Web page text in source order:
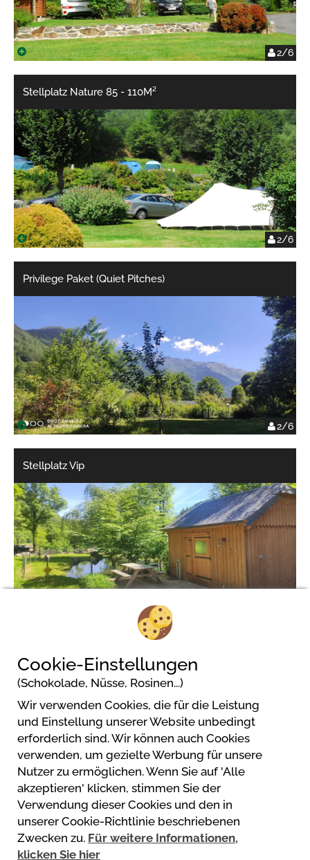
2/6
2/6
Stellplatz Nature 85 - 110M²
2/6
Privilege Paket (Quiet Pitches)
Stellplatz Vip
Flower Camping Pyrénées Natura
7 route de labat
65400 Estaing
Cookie-Einstellungen
(Schokolade, Nüsse, Rosinen...)
Wir verwenden Cookies, die für die Leistung
und Einstellung unserer Website unbedingt
erforderlich sind. Wir können auch Cookies
verwenden, um gezielte Werbung für unsere
Nutzer zu ermöglichen. Wenn Sie auf 'Alle
akzeptieren' klicken, stimmen Sie der
Verwendung dieser Cookies und den in
unserer Cookie-Richtlinie beschriebenen
Zwecken zu. Für weitere Informationen,
klicken Sie hier